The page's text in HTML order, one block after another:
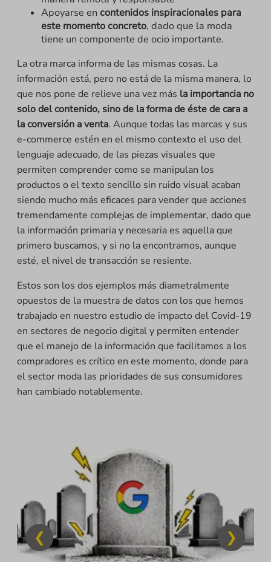
Apoyarse en contenidos inspiracionales para
este momento concreto, dado que la moda
tiene un componente de ocio importante.
La otra marca informa de las mismas cosas. La
información está, pero no está de la misma manera, lo
que nos pone de relieve una vez más la importancia no
solo del contenido, sino de la forma de éste de cara a
la conversión a venta. Aunque todas las marcas y sus
e-commerce estén en el mismo contexto el uso del
lenguaje adecuado, de las piezas visuales que
permiten comprender como se manipulan los
productos o el texto sencillo sin ruido visual acaban
siendo mucho más eficaces para vender que acciones
tremendamente complejas de implementar, dado que
la información primaria y necesaria es aquella que
primero buscamos, y si no la encontramos, aunque
esté, el nivel de transacción se resiente.
Estos son los dos ejemplos más diametralmente
opuestos de la muestra de datos con los que hemos
trabajado en nuestro estudio de impacto del Covid-19
en sectores de negocio digital y permiten entender
que el manejo de la información que facilitamos a los
compradores es crítico en este momento, donde para
el sector moda las prioridades de sus consumidores
han cambiado notablemente.